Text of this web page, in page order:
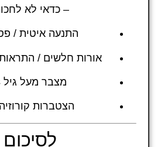
– כדאי לא
התנעה איטית /
אורות חלשים /
מצבר מעל גיל 3 שנים
הצטברות
לסיכום